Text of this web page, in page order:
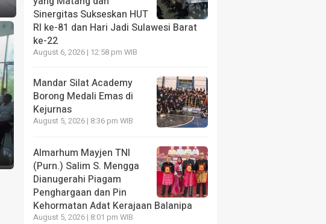
Sinergitas Sukseskan HUT
RI ke-81 dan Hari Jadi Sulawesi Barat
ke-22
August 6, 2026 | 12:58 pm WIB
Mandar Silat Academy
Borong Medali Emas di
Kejurnas
August 5, 2026 | 8:36 pm WIB
Almarhum Mayjen TNI
(Purn.) Salim S. Mengga
Dianugerahi Piagam
Penghargaan dan Pin
Kehormatan Adat Kerajaan Balanipa
August 5, 2026 | 8:01 pm WIB